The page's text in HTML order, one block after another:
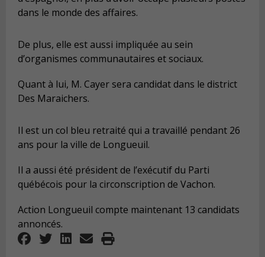
dans le monde des affaires.
De plus, elle est aussi impliquée au sein
d’organismes communautaires et sociaux.
Quant à lui, M. Cayer sera candidat dans le district
Des Maraichers.
Il est un col bleu retraité qui a travaillé pendant 26
ans pour la ville de Longueuil.
Il a aussi été président de l’exécutif du Parti
québécois pour la circonscription de Vachon.
Action Longueuil compte maintenant 13 candidats
annoncés.